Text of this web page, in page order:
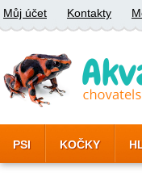
Můj účet Kontakty
PSI KOČKY